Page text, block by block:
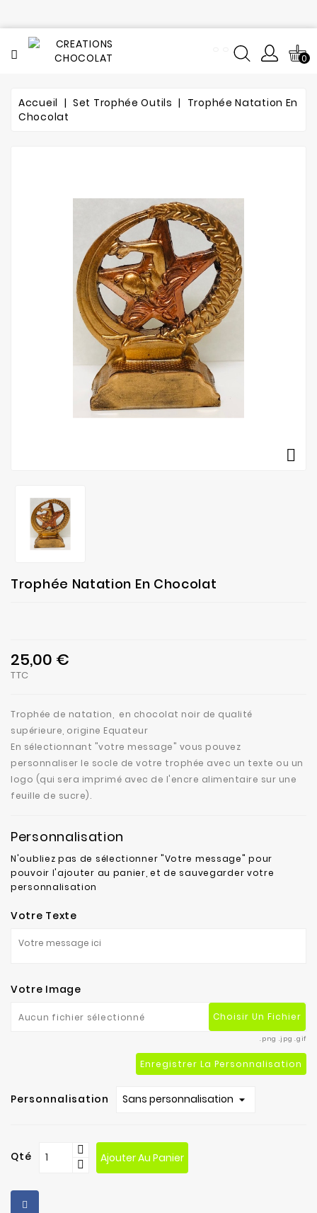
Tout
L'histoire
0
Accueil Set Trophée Outils
Trophée Natation En
Chocolat

Trophée Natation En Chocolat
25,00 €
TTC
Trophée de natation, en chocolat noir de qualité
supérieure, origine Equateur
En sélectionnant "votre message" vous pouvez
personnaliser le socle de votre trophée avec un texte ou un
logo (qui sera imprimé avec de l'encre alimentaire sur une
feuille de sucre).
Personnalisation
N'oubliez pas de sélectionner "Votre message" pour
pouvoir l'ajouter au panier, et de sauvegarder votre
personnalisation
Votre Texte
Votre Image
Aucun fichier sélectionné Choisir Un Fichier
.png .jpg .gif
Enregistrer La Personnalisation
Personnalisation
Qté Ajouter Au Panier